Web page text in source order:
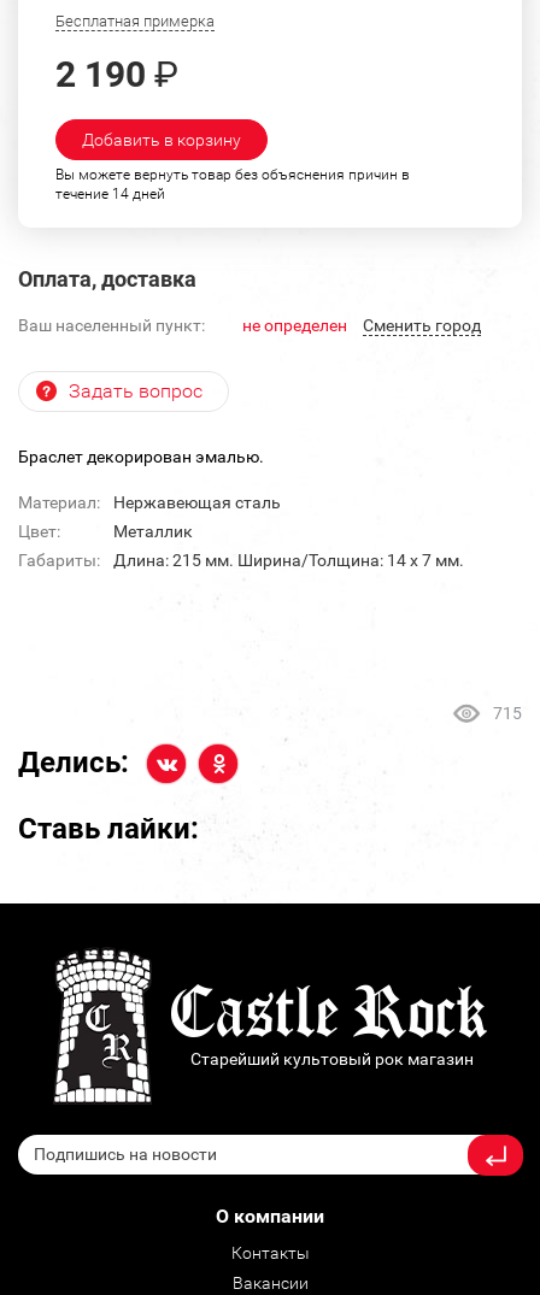
Бесплатная примерка
2 190 ₽
Добавить в корзину
Вы можете вернуть товар без объяснения причин в
течение 14 дней
Оплата, доставка
Ваш населенный пункт: не определен Cменить город
Задать вопрос
Браслет декорирован эмалью.
Материал:
Нержавеющая сталь
Цвет:
Металлик
Габариты:
Длина: 215 мм. Ширина/Толщина: 14 х 7 мм.
715
Делись:
Ставь лайки:
Старейший культовый рок магазин
О компании
Контакты
Вакансии